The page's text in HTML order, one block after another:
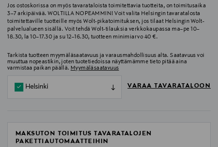
Jos ostoskorissa on myös tavarataloista toimitettavia tuotteita, on toimitusaika
3–7 arkipäivää. WOLTILLA NOPEAMMIN! Voit valita Helsingin tavaratalosta
toimitettaville tuotteille myös Wolt-pikatoimituksen, jos tilaat Helsingin Wolt-
palvelualueen sisällä. Voit tehdä Wolt-tilauksia verkkokaupassa ma–pe 10–
18.30, la 10–17.30 ja su 12–16.30, tuotteen minimiarvo 40 €.
Tarkista tuotteen myymäläsaatavuus ja varausmahdollisuus alta. Saatavuus voi
muuttua nopeastikin, joten tuotetiedoissa näyttämämme tieto pitää aina
varmistaa paikan päällä. Myymäläsaatavuus
Helsinki VARAA TAVARATALOON
MAKSUTON TOIMITUS TAVARATALOJEN
PAKETTIAUTOMAATTEIHIN